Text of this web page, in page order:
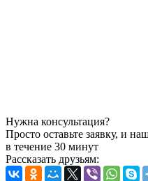
Нужна консультация?
Просто оставьте заявку, и
в течение 30 минут
Рассказать друзьям: